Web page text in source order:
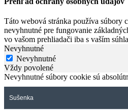
Táto webová stránka používa súbory
nevyhnutné pre fungovanie
vo vašom prehliadači iba s vaším
Nevyhnutné
Nevyhnutné
Vždy povolené
Nevyhnutné súbory cookie sú
Sušenka